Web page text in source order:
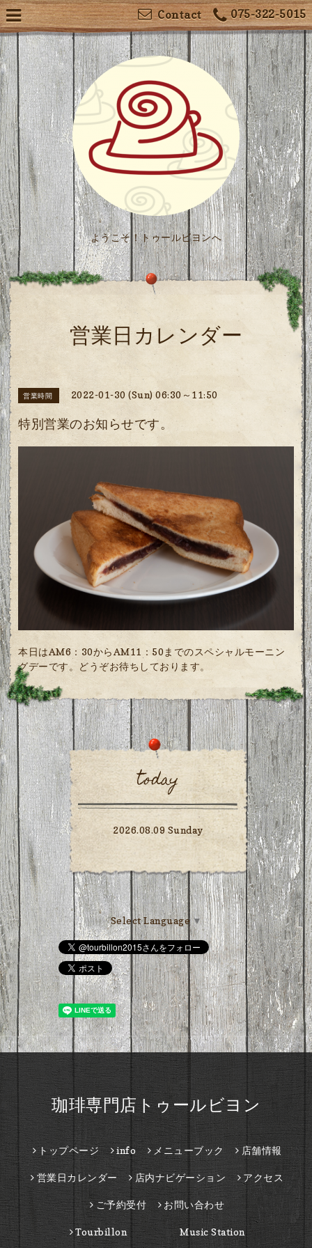
075-322-5015
Contact
ようこそ！トゥールビヨンへ
営業日カレンダー
営業時間 2022-01-30 (Sun) 06:30～11:50
特別営業のお知らせです。
本日はAM6：30からAM11：50までのスペシャルモーニン
グデーです。どうぞお待ちしております。
today
2026.08.09 Sunday
Select Language▼
珈琲専門店トゥールビヨン
トップページ info メニューブック 店舗情報
営業日カレンダー 店内ナビゲーション アクセス
ご予約受付 お問い合わせ
Tourbillon Music Station